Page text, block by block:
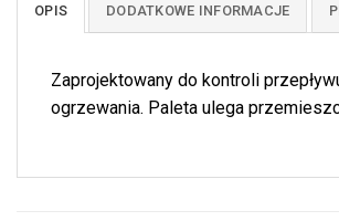
OPIS DODATKOWE INFORMACJE
Zaprojektowany do kontroli
ogrzewania. Paleta ulega